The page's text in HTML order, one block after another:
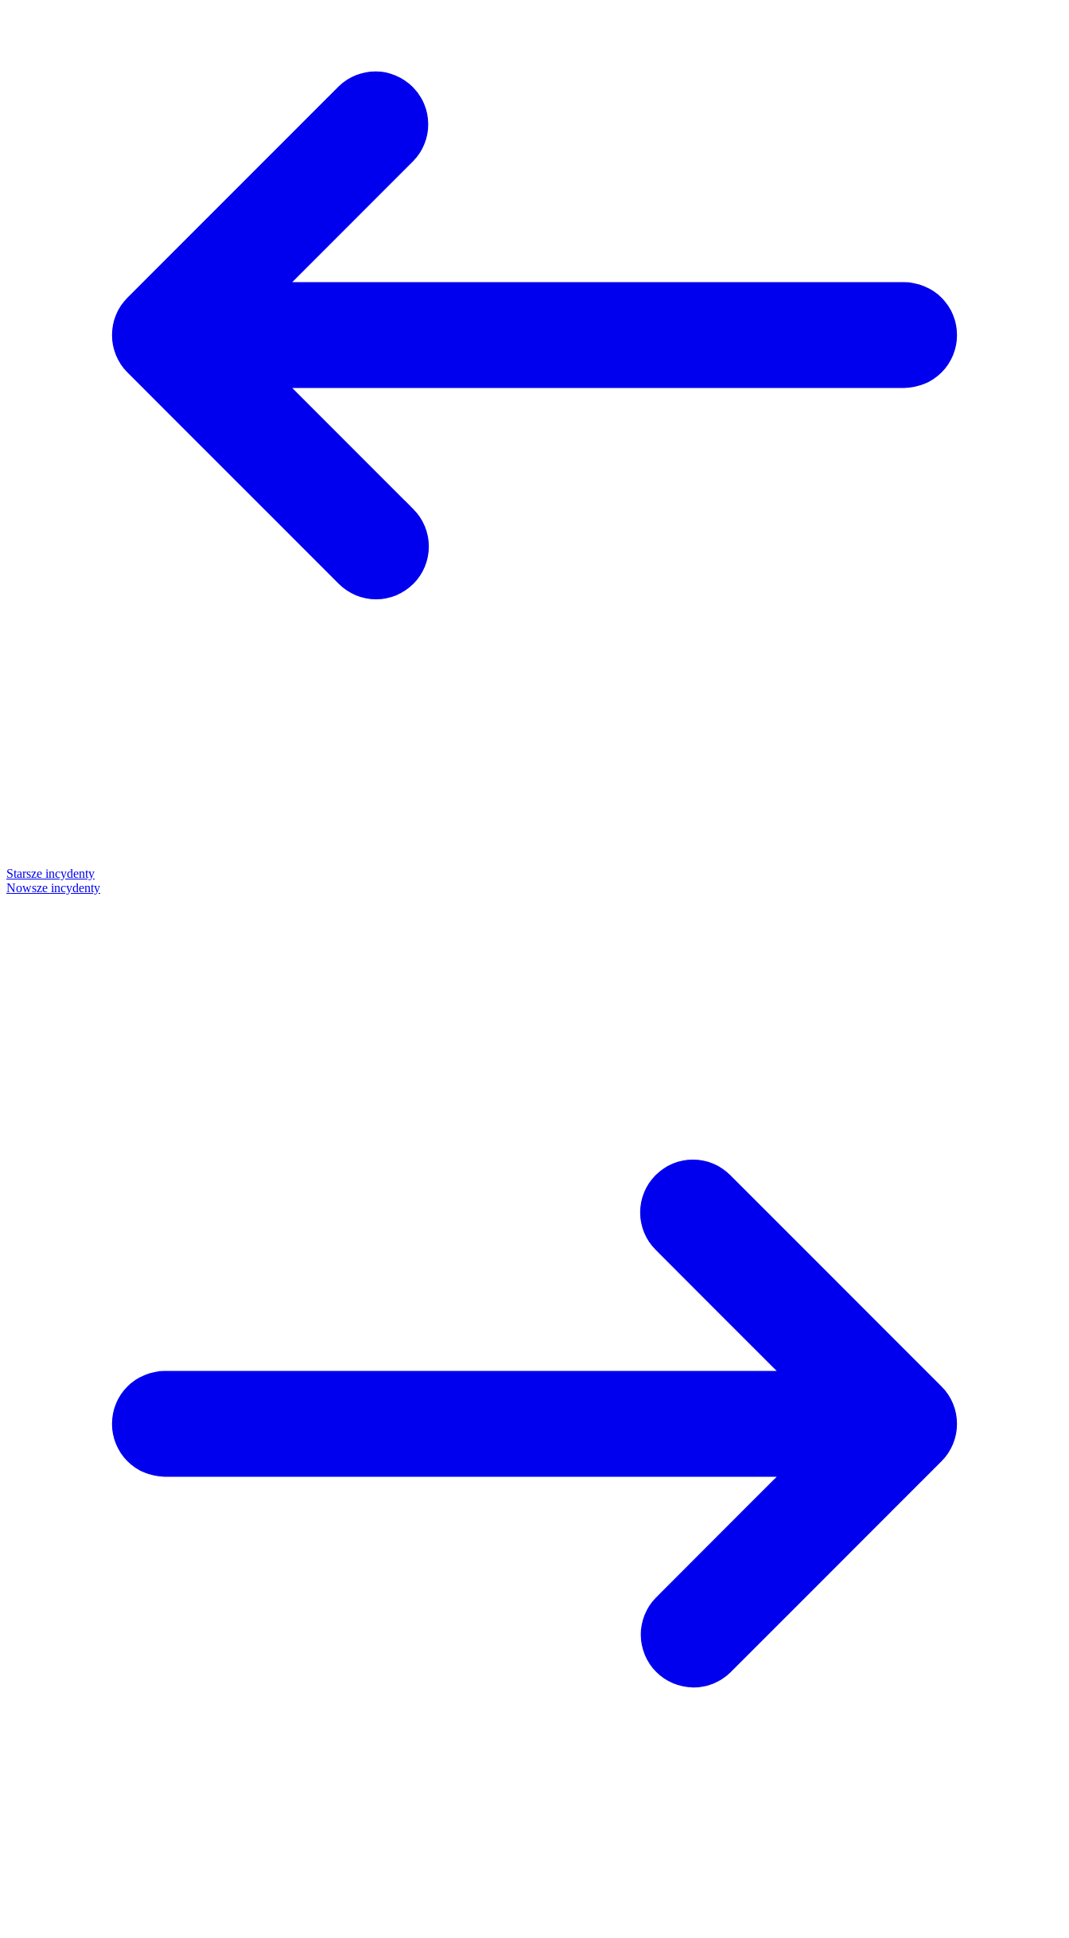
Starsze incydenty
Nowsze incydenty